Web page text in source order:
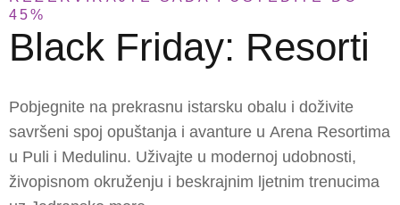
45%
Black Friday: Resorti
Pobjegnite na prekrasnu istarsku obalu i doživite
savršeni spoj opuštanja i avanture u Arena Resortima
u Puli i Medulinu. Uživajte u modernoj udobnosti,
živopisnom okruženju i beskrajnim ljetnim trenucima